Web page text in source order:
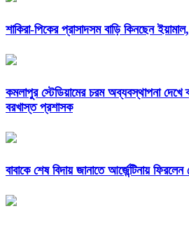
শাকিরা-পিকের প্রাসাদসম বাড়ি কিনছেন
কমলাপুর স্টেডিয়ামের চরম অব্যবস্থাপনা দেখে
বরখাস্ত প্রশাসক
বাবাকে শেষ বিদায় জানাতে আর্জেন্টিনায় ফিরলেন